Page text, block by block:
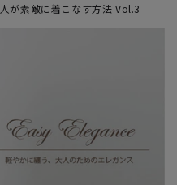
が素敵に着こなす方法 Vol.3